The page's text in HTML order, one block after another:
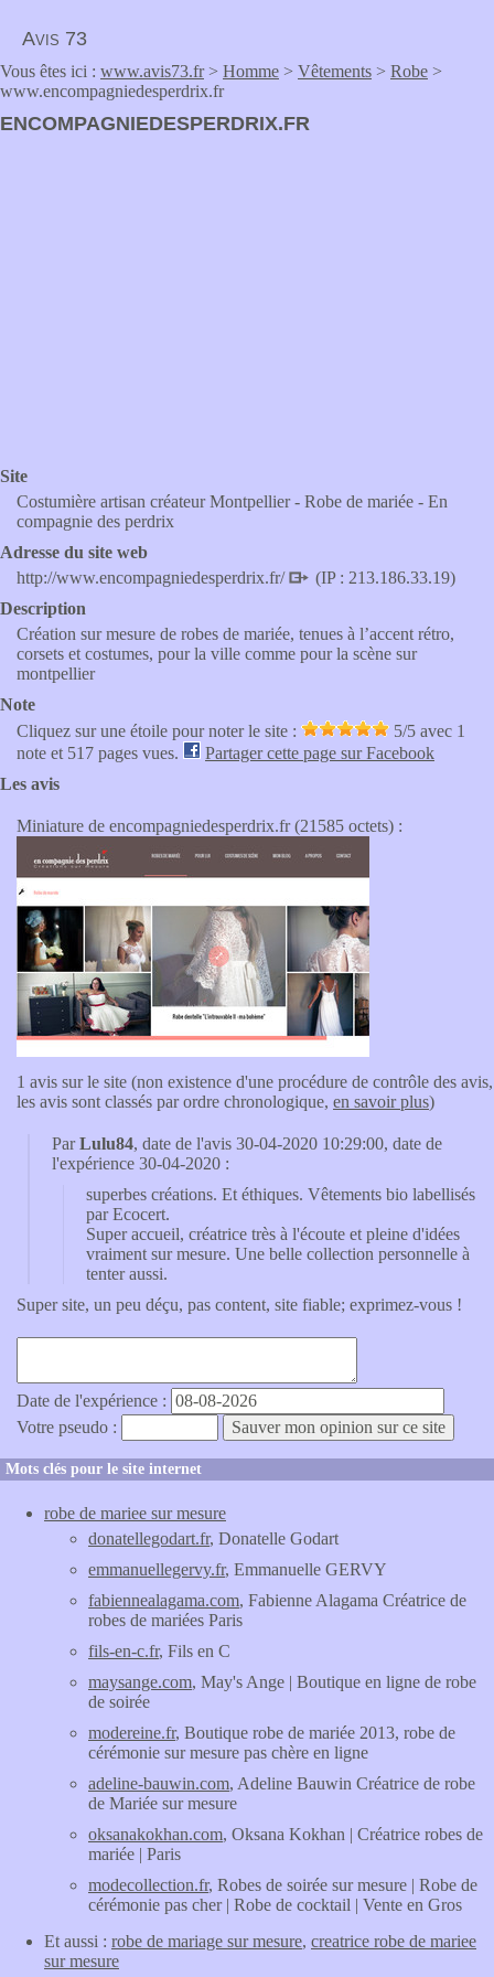
Avis 73
Vous êtes ici : www.avis73.fr> Homme > Vêtements > Robe >
www.encompagniedesperdrix.fr
ENCOMPAGNIEDESPERDRIX.FR
Site
Costumière artisan créateur Montpellier - Robe de mariée - En
compagnie des perdrix
Adresse du site web
http://www.encompagniedesperdrix.fr/
(IP : 213.186.33.19)
Description
Création sur mesure de robes de mariée, tenues à l’accent rétro,
corsets et costumes, pour la ville comme pour la scène sur
montpellier
Note
Cliquez sur une étoile pour noter le site :
5/5 avec 1
note et 517 pages vues.
Partager cette page sur Facebook
Les avis
Miniature de encompagniedesperdrix.fr (21585 octets) :
1 avis sur le site (non existence d'une procédure de contrôle des avis,
les avis sont classés par ordre chronologique, en savoir plus)
ParLulu84, date de l'avis 30-04-2020 10:29:00, date de
l'expérience 30-04-2020 :
superbes créations. Et éthiques. Vêtements bio labellisés
par Ecocert.
Super accueil, créatrice très à l'écoute et pleine d'idées
vraiment sur mesure. Une belle collection personnelle à
tenter aussi.
Super site, un peu déçu, pas content, site fiable; exprimez-vous !
Date de l'expérience :
Votre pseudo :
Mots clés pour le site internet
robe de mariee sur mesure
donatellegodart.fr, Donatelle Godart
emmanuellegervy.fr, Emmanuelle GERVY
fabiennealagama.com, Fabienne Alagama Créatrice de
robes de mariées Paris
fils-en-c.fr, Fils en C
maysange.com, May's Ange | Boutique en ligne de robe
de soirée
modereine.fr, Boutique robe de mariée 2013, robe de
cérémonie sur mesure pas chère en ligne
adeline-bauwin.com, Adeline Bauwin Créatrice de robe
de Mariée sur mesure
oksanakokhan.com, Oksana Kokhan | Créatrice robes de
mariée | Paris
modecollection.fr, Robes de soirée sur mesure | Robe de
cérémonie pas cher | Robe de cocktail | Vente en Gros
Et aussi : robe de mariage sur mesure, creatrice robe de mariee
sur mesure